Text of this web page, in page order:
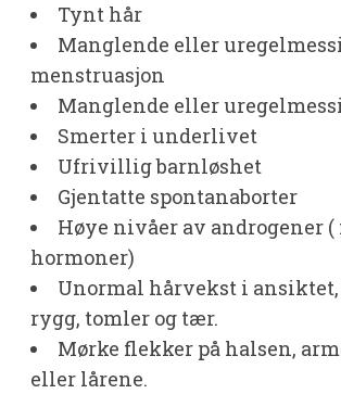
Tynt hår
Manglende eller
menstruasjon
Manglende eller
Smerter i underlivet
Ufrivillig barnløshet
Gjentatte spontanaborter
Høye nivåer av androgener
hormoner)
Unormal hårvekst i ansiktet,
rygg, tomler og tær.
Mørke flekker på halsen,
eller lårene.